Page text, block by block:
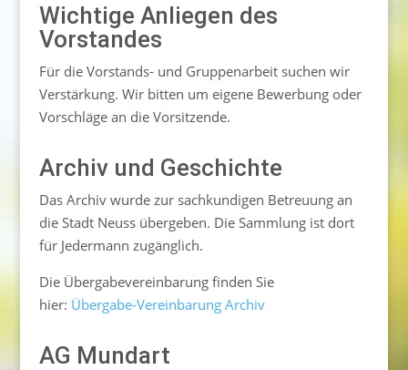
Wichtige Anliegen des
Vorstandes
Für die Vorstands- und Gruppenarbeit suchen wir
Verstärkung. Wir bitten um eigene Bewerbung oder
Vorschläge an die Vorsitzende.
Archiv und Geschichte
Das Archiv wurde zur sachkundigen Betreuung an
die Stadt Neuss übergeben. Die Sammlung ist dort
für Jedermann zugänglich.
Die Übergabevereinbarung finden Sie
hier: Übergabe-Vereinbarung Archiv
AG Mundart